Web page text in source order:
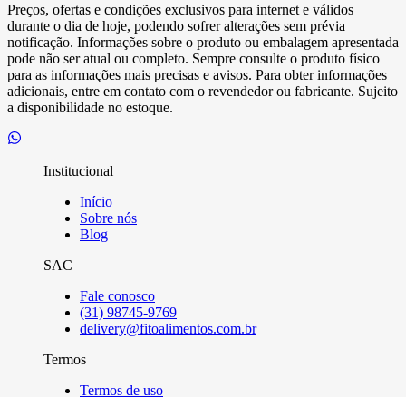
Preços, ofertas e condições exclusivos para internet e válidos
durante o dia de hoje, podendo sofrer alterações sem prévia
notificação. Informações sobre o produto ou embalagem apresentada
pode não ser atual ou completo. Sempre consulte o produto físico
para as informações mais precisas e avisos. Para obter informações
adicionais, entre em contato com o revendedor ou fabricante. Sujeito
a disponibilidade no estoque.
Institucional
Início
Sobre nós
Blog
SAC
Fale conosco
(31) 98745-9769
delivery@fitoalimentos.com.br
Termos
Termos de uso